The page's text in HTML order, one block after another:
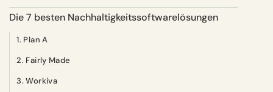
Die 7 besten Nachhaltigkeitssoftwarelösungen
1. Plan A
2. Fairly Made
3. Workiva